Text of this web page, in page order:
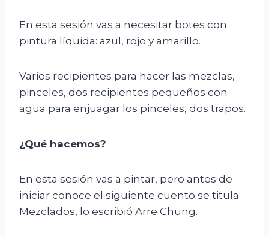
En esta sesión vas a necesitar botes con
pintura líquida: azul, rojo y amarillo.
Varios recipientes para hacer las mezclas,
pinceles, dos recipientes pequeños con
agua para enjuagar los pinceles, dos trapos.
¿Qué hacemos?
En esta sesión vas a pintar, pero antes de
iniciar conoce el siguiente cuento se titula
Mezclados, lo escribió Arre Chung.